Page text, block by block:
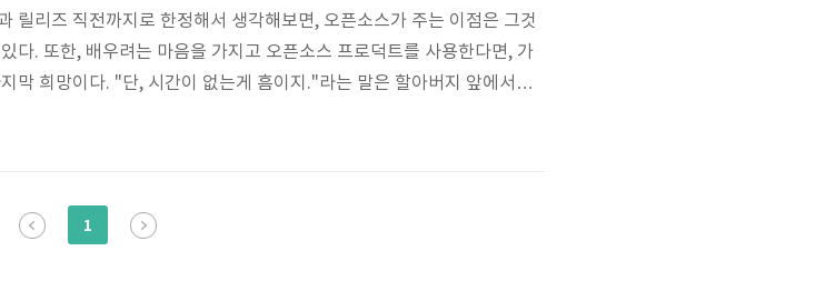
릴리즈 직전까지로 한정해서 생각해보면, 오픈소스가 주는 이점은 그것
다. 또한, 배우려는 마음을 가지고 오픈소스 프로덕트를 사용한다면, 가
막 희망이다. "단, 시간이 없는게 흠이지."라는 말은 할아버지 앞에서는
람들은 잠자는 시간이 아까운 사람들이다. 잠을 못이긴다면 체질을 바
1